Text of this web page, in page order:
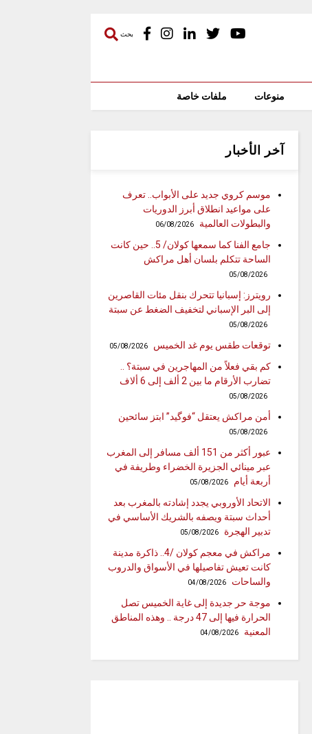
بحث
منوعات ملفات خاصة
آخر الأخبار
موسم كروي جديد على الأبواب.. تعرف
على مواعيد انطلاق أبرز الدوريات
والبطولات العالمية
06/08/2026
جامع الفنا كما سمعها كولان/ 5.. حين كانت
الساحة تتكلم بلسان أهل مراكش
05/08/2026
رويترز: إسبانيا تتحرك بنقل مئات القاصرين
إلى البر الإسباني لتخفيف الضغط عن سبتة
05/08/2026
توقعات طقس يوم غد الخميس 05/08/2026
كم بقي فعلاً من المهاجرين في سبتة؟ ..
تضارب الأرقام ما بين 2 ألف إلى 6 ألاف
05/08/2026
أمن مراكش يعتقل “فوگيد” ابتز سائحين
05/08/2026
عبور أكثر من 151 ألف مسافر إلى المغرب
عبر مينائي الجزيرة الخضراء وطريفة في
أربعة أيام
05/08/2026
الاتحاد الأوروبي يجدد إشادته بالمغرب بعد
أحداث سبتة ويصفه بالشريك الأساسي في
تدبير الهجرة
05/08/2026
مراكش في معجم كولان /4.. ذاكرة مدينة
كانت تعيش تفاصيلها في الأسواق والدروب
والساحات
04/08/2026
موجة حر جديدة إلى غاية الخميس تصل
الحرارة فيها إلى 47 درجة .. وهذه المناطق
المعنية
04/08/2026